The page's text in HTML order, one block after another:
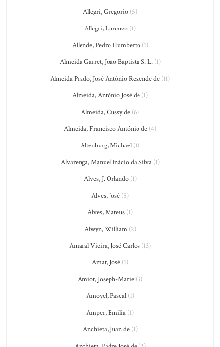
Allegri, Gregorio (5)
Allegri, Lorenzo (1)
Allende, Pedro Humberto(1)
Almeida Garret, João Baptista S. L.(1)
Almeida Prado, José Antônio Rezende de (11)
Almeida, Antônio José de (1)
Almeida, Cussy de (6)
Almeida, Francisco António de (4)
Altenburg, Michael (1)
Alvarenga, Manuel Inácio da Silva(1)
Alves, J. Orlando(1)
Alves, José (5)
Alves, Mateus (1)
Alwyn, William(2)
Amaral Vieira, José Carlos (13)
Amat, José (1)
Amiot, Joseph-Marie (3)
Amoyel, Pascal(1)
Amper, Emilia (1)
Anchieta, Juan de(1)